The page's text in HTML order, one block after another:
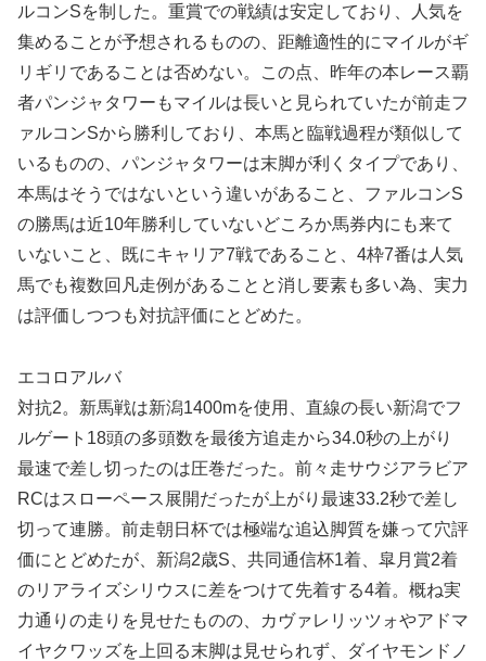
ルコンSを制した。重賞での戦績は安定しており、人気を
集めることが予想されるものの、距離適性的にマイルがギ
リギリであることは否めない。この点、昨年の本レース覇
者パンジャタワーもマイルは長いと見られていたが前走フ
ァルコンSから勝利しており、本馬と臨戦過程が類似して
いるものの、パンジャタワーは末脚が利くタイプであり、
本馬はそうではないという違いがあること、ファルコンS
の勝馬は近10年勝利していないどころか馬券内にも来て
いないこと、既にキャリア7戦であること、4枠7番は人気
馬でも複数回凡走例があることと消し要素も多い為、実力
は評価しつつも対抗評価にとどめた。
エコロアルバ
対抗2。新馬戦は新潟1400mを使用、直線の長い新潟でフ
ルゲート18頭の多頭数を最後方追走から34.0秒の上がり
最速で差し切ったのは圧巻だった。前々走サウジアラビア
RCはスローペース展開だったが上がり最速33.2秒で差し
切って連勝。前走朝日杯では極端な追込脚質を嫌って穴評
価にとどめたが、新潟2歳S、共同通信杯1着、皐月賞2着
のリアライズシリウスに差をつけて先着する4着。概ね実
力通りの走りを見せたものの、カヴァレリッツォやアドマ
イヤクワッズを上回る末脚は見せられず、ダイヤモンドノ